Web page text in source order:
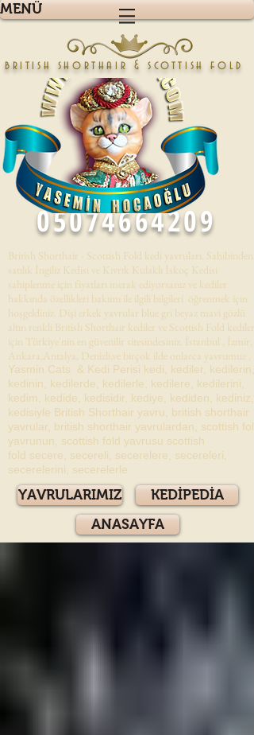
MENÜ
british shorthair & scottish fold
05074664209
British Shorthair - Scottish Fold kedi yavruları. Sahibinden
satılık İngiliz Kedisi ve Kıvrık Kulaklı İskoç Kedisi
sahiplenme için fiyatları merak ediyorsanız ve kediler
hakkında özellikleri bakımı ile ilgili bilgileri öğrenmek için
hoşgeldiniz. Dişi erkek yavrular blue gri beyaz mavi gözlü
altın renkli British Shorthair kediler ve Scottish Fold kedileri
için Türkiye'nin en güvenilir sitesindesiniz. İstanbul , İzmir,
Ankara,Antalya, Denizli,ve birçok ilde onlarca yavrumuz .
Yasmin Cats & Kedi Perisi kedi, kediler, kedilerin,
kedinin, kedilerde, kedilerle, kedilere, kedilerini,
kedim, kedide, kedisidir, kediye, kediden, kediniz,
kedisiyle British Shorthair yavru, british shorthair
yavrular, british shorthair yavrulardan, scottish fold
yavrunun, scottish fold yavrusu scottish
fold secere, secereli, secerelere, secereleri,
secerelerini, secerelerle
YAVRULARIMIZ
KEDİPEDİA
ANASAYFA